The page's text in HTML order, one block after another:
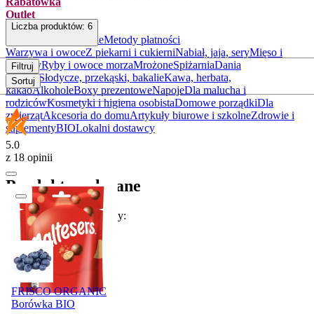
Outlet
Informacje o dostawieMetody płatności
Warzywa i owoceZ piekarni i cukierniNabiał, jaja, seryMięso i
wędlinyRyby i owoce morzaMrożoneSpiżarniaDania
gotoweSłodycze, przekąski, bakalieKawa, herbata,
kakaoAlkoholeBoxy prezentoweNapojeDla malucha i
rodzicówKosmetyki i higiena osobistaDomowe porządkiDla
zwierzątAkcesoria do domuArtykuły biurowe i szkolneZdrowie i
suplementyBIOLokalni dostawcy
Produkty polecane
W tym tygodniu polecamy:
Promocja
FRISCO ORGANIC
Borówka BIO
Liczba produktów: 6
Filtruj
Sortuj
5.0
z 18 opinii